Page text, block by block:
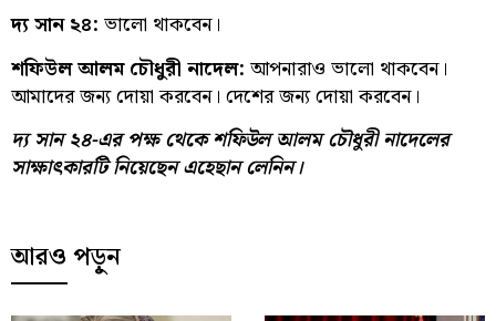
দ্য সান ২৪: ভালো থাকবেন।
শফিউল আলম চৌধুরী নাদেল: আপনারাও ভালো থাকবেন।
আমাদের জন্য দোয়া করবেন। দেশের জন্য দোয়া করবেন।
দ্য সান ২৪-এর পক্ষ থেকে শফিউল আলম চৌধুরী নাদেলের
সাক্ষাৎকারটি নিয়েছেন এহেছান লেনিন।
আরও পড়ুন